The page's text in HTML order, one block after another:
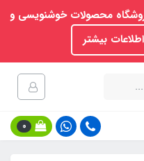
محصولات خوشنویسی و
اطلاعات بیشتر
0